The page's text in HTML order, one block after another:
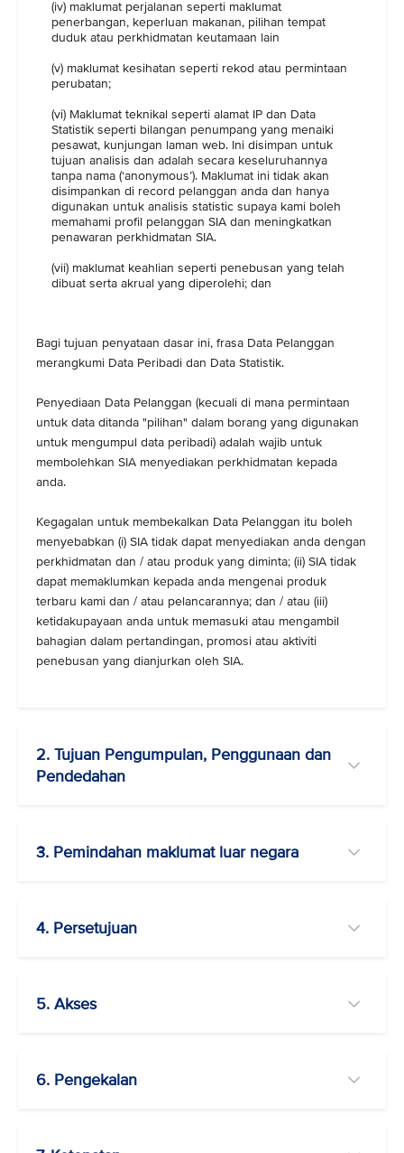
(iv) maklumat perjalanan seperti maklumat
penerbangan, keperluan makanan, pilihan tempat
duduk atau perkhidmatan keutamaan lain
(v) maklumat kesihatan seperti rekod atau permintaan
perubatan;
(vi) Maklumat teknikal seperti alamat IP dan Data
Statistik seperti bilangan penumpang yang menaiki
pesawat, kunjungan laman web. Ini disimpan untuk
tujuan analisis dan adalah secara keseluruhannya
tanpa nama (‘anonymous’). Maklumat ini tidak akan
disimpankan di record pelanggan anda dan hanya
digunakan untuk analisis statistic supaya kami boleh
memahami profil pelanggan SIA dan meningkatkan
penawaran perkhidmatan SIA.
(vii) maklumat keahlian seperti penebusan yang telah
dibuat serta akrual yang diperolehi; dan
Bagi tujuan penyataan dasar ini, frasa Data Pelanggan
merangkumi Data Peribadi dan Data Statistik.
Penyediaan Data Pelanggan (kecuali di mana permintaan
untuk data ditanda "pilihan" dalam borang yang digunakan
untuk mengumpul data peribadi) adalah wajib untuk
membolehkan SIA menyediakan perkhidmatan kepada
anda.
Kegagalan untuk membekalkan Data Pelanggan itu boleh
menyebabkan (i) SIA tidak dapat menyediakan anda dengan
perkhidmatan dan / atau produk yang diminta; (ii) SIA tidak
dapat memaklumkan kepada anda mengenai produk
terbaru kami dan / atau pelancarannya; dan / atau (iii)
ketidakupayaan anda untuk memasuki atau mengambil
bahagian dalam pertandingan, promosi atau aktiviti
penebusan yang dianjurkan oleh SIA.
2. Tujuan Pengumpulan, Penggunaan dan
Pendedahan
3. Pemindahan maklumat luar negara
4. Persetujuan
5. Akses
6. Pengekalan